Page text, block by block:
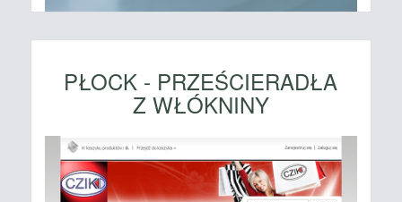
PŁOCK - PRZEŚCIERADŁA
Z WŁÓKNINY